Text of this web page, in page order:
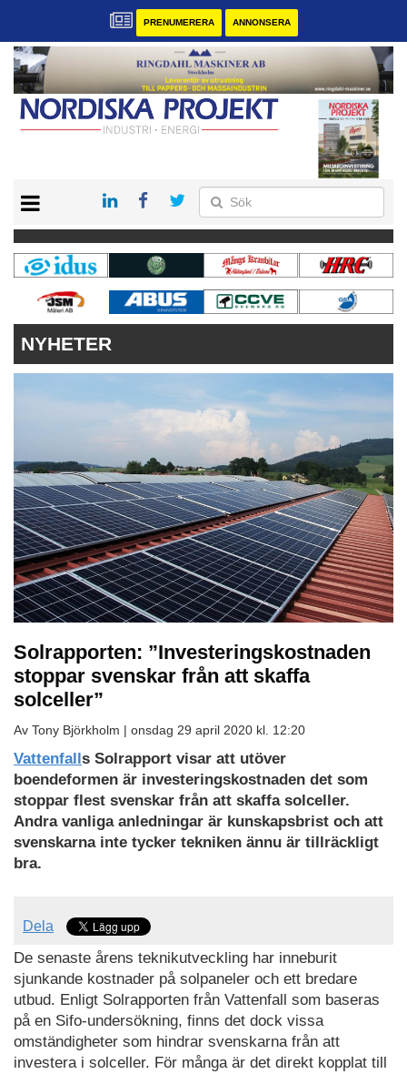
PRENUMERERA ANNONSERA
KONTAKT
VÅRA ANDRA MAGASIN
PRENUMERERA
ANNONSERA
NYHETER
Solrapporten: ”Investeringskostnaden
stoppar svenskar från att skaffa
solceller”
Av Tony Björkholm | onsdag 29 april 2020 kl. 12:20
Vattenfalls Solrapport visar att utöver
boendeformen är investeringskostnaden det som
stoppar flest svenskar från att skaffa solceller.
Andra vanliga anledningar är kunskapsbrist och att
svenskarna inte tycker tekniken ännu är tillräckligt
bra.
Dela
De senaste årens teknikutveckling har inneburit
sjunkande kostnader på solpaneler och ett bredare
utbud. Enligt Solrapporten från Vattenfall som baseras
på en Sifo-undersökning, finns det dock vissa
omständigheter som hindrar svenskarna från att
investera i solceller. För många är det direkt kopplat till